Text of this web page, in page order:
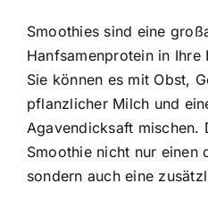
Smoothies sind eine
Hanfsamenprotein in Ihre
Sie können es mit Obst,
pflanzlicher Milch und
Agavendicksaft mischen.
Smoothie nicht nur einen
sondern auch eine